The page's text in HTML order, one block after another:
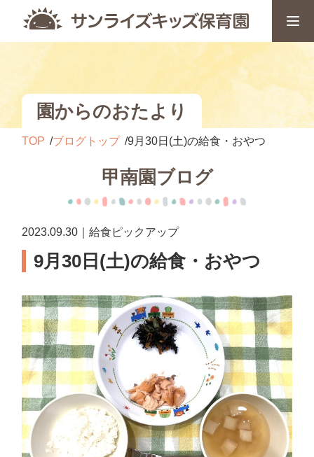
園からのおたより
TOP ブログトップ 9月30日(土)の給食・おやつ
甲南園ブログ
2023.09.30｜給食ピックアップ
9月30日(土)の給食・おやつ